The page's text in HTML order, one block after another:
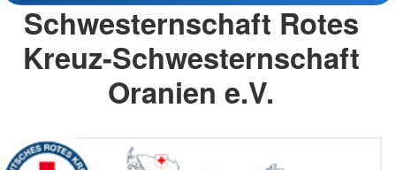
Schwesternschaft Rotes
Kreuz-Schwesternschaft
Oranien e.V.